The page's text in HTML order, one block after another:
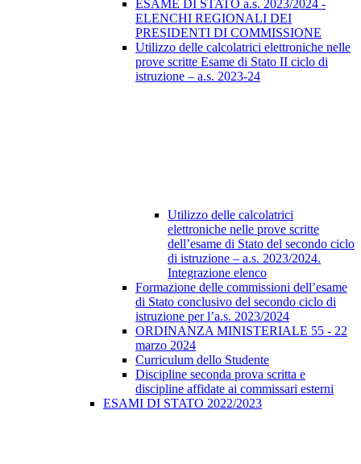
ESAME DI STATO a.s. 2023/2024 -
ELENCHI REGIONALI DEI
PRESIDENTI DI COMMISSIONE
Utilizzo delle calcolatrici elettroniche nelle
prove scritte Esame di Stato II ciclo di
istruzione – a.s. 2023-24
Utilizzo delle calcolatrici
elettroniche nelle prove scritte
dell’esame di Stato del secondo ciclo
di istruzione – a.s. 2023/2024.
Integrazione elenco
Formazione delle commissioni dell’esame
di Stato conclusivo del secondo ciclo di
istruzione per l’a.s. 2023/2024
ORDINANZA MINISTERIALE 55 - 22
marzo 2024
Curriculum dello Studente
Discipline seconda prova scritta e
discipline affidate ai commissari esterni
ESAMI DI STATO 2022/2023